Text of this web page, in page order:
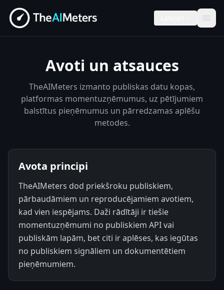
Avoti un atsauces
TheAIMeters izmanto publiskas datu kopas,
platformas momentuzņēmumus, uz pētījumiem
balstītus pieņēmumus un pārredzamas aplēšu
metodes.
Avota principi
TheAIMeters dod priekšroku publiskiem,
pārbaudāmiem un reproducējamiem avotiem,
kad vien iespējams. Daži rādītāji ir tiešie
momentuzņēmumi no publiskiem API vai
publiskām lapām, bet citi ir aplēses, kas iegūtas
no publiskiem signāliem un dokumentētiem
pieņēmumiem.